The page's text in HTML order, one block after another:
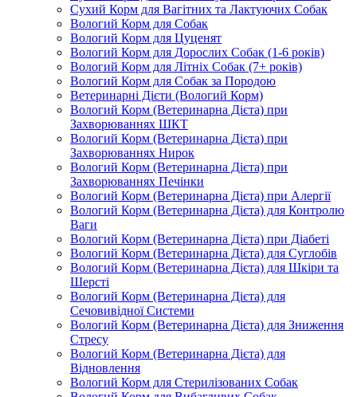
Сухий Корм для Вагітних та Лактуючих Собак
Вологий Корм для Собак
Вологий Корм для Цуценят
Вологий Корм для Дорослих Собак (1-6 років)
Вологий Корм для Літніх Собак (7+ років)
Вологий Корм для Собак за Породою
Ветеринарні Дієти (Вологий Корм)
Вологий Корм (Ветеринарна Дієта) при
Захворюваннях ШКТ
Вологий Корм (Ветеринарна Дієта) при
Захворюваннях Нирок
Вологий Корм (Ветеринарна Дієта) при
Захворюваннях Печінки
Вологий Корм (Ветеринарна Дієта) при Алергії
Вологий Корм (Ветеринарна Дієта) для Контролю
Ваги
Вологий Корм (Ветеринарна Дієта) при Діабеті
Вологий Корм (Ветеринарна Дієта) для Суглобів
Вологий Корм (Ветеринарна Дієта) для Шкіри та
Шерсті
Вологий Корм (Ветеринарна Дієта) для
Сечовивідної Системи
Вологий Корм (Ветеринарна Дієта) для Зниження
Стресу
Вологий Корм (Ветеринарна Дієта) для
Відновлення
Вологий Корм для Стерилізованих Собак